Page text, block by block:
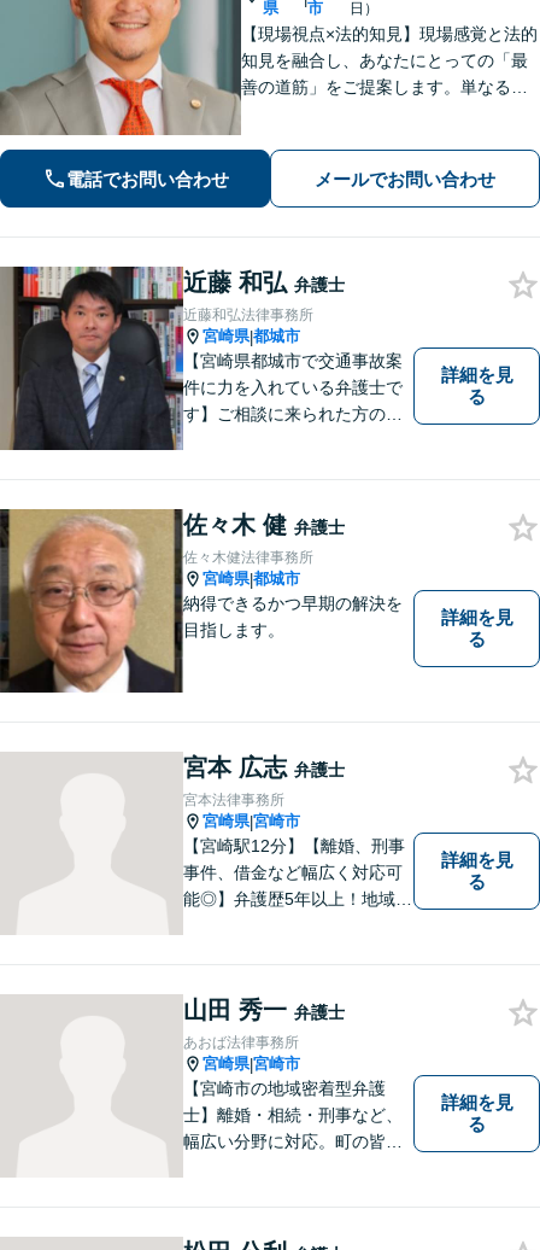
県
市
日）
【現場視点×法的知見】現場感覚と法的
知見を融合し、あなたにとっての「最
善の道筋」をご提案します。単なるリ
に、確かな指針を。お気軽にご相談く
電話でお問い合わせ メールでお問い合わせ
近藤 和弘 弁護士
近藤和弘法律事務所
宮崎県|都城市
【宮崎県都城市で交通事故案
件に力を入れている弁護士で
す】ご相談に来られた方の話
は，依頼者が希望されるベス
トな解決に至るよう最善を尽
くします。お気軽にご相談く
ださい。
詳細を見
る
佐々木 健 弁護士
佐々木健法律事務所
宮崎県|都城市
納得できるかつ早期の解決を
目指します。
詳細を見
る
宮本 広志 弁護士
宮本法律事務所
宮崎県|宮崎市
【宮崎駅12分】【離婚、刑事
事件、借金など幅広く対応可
能◎】弁護歴5年以上！地域に
にご相談ください。迅速・適
切な解決を目指し尽力しま
す。
詳細を見
る
山田 秀一 弁護士
あおば法律事務所
宮崎県|宮崎市
【宮崎市の地域密着型弁護
士】離婚・相続・刑事など、
幅広い分野に対応。町の皆様
詳細を見
る